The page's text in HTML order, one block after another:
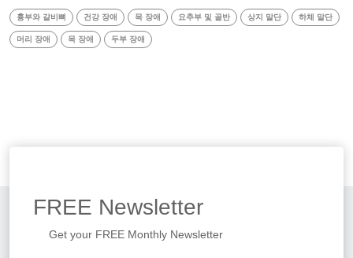
흉부와 갈비뼈 건강 장애 목 장애 요추부 및 골반 상지 말단 하체 말단
머리 장애 목 장애 두부 장애
FREE Newsletter
Get your FREE Monthly Newsletter